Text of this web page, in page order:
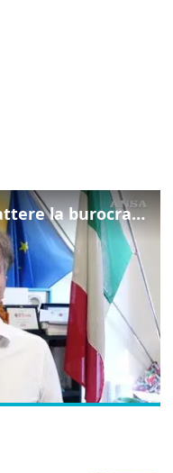
La fibra aiuta l'IA ad abbattere la burocrazia, progetto pilota in Veneto